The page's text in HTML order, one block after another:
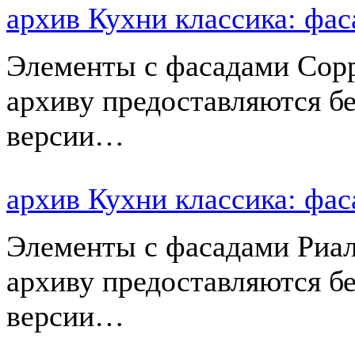
архив Кухни классика:
Элементы с фасадами
архиву предоставляются
версии…
архив Кухни классика:
Элементы с фасадами
архиву предоставляются
версии…